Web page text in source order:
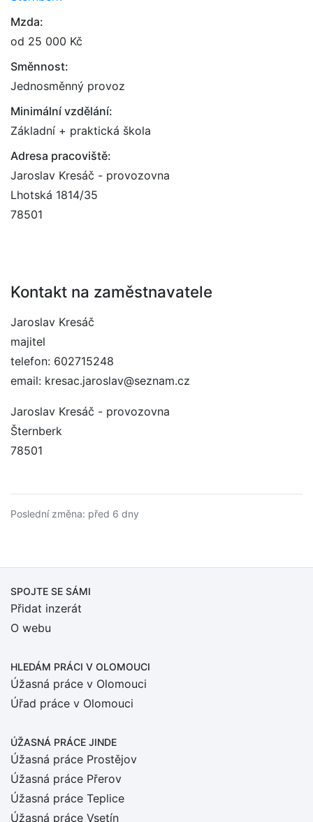
Mzda:
od 25 000 Kč
Směnnost:
Jednosměnný provoz
Minimální vzdělání:
Základní + praktická škola
Adresa pracoviště:
Jaroslav Kresáč - provozovna
Lhotská 1814/35
78501
Kontakt na zaměstnavatele
Jaroslav Kresáč
majitel
telefon: 602715248
email: kresac.jaroslav@seznam.cz
Jaroslav Kresáč - provozovna
Šternberk
78501
Poslední změna: před 6 dny
SPOJTE SE SÁMI
Přidat inzerát
O webu
HLEDÁM PRÁCI V OLOMOUCI
Úžasná práce v Olomouci
Úřad práce v Olomouci
ÚŽASNÁ PRÁCE JINDE
Úžasná práce Prostějov
Úžasná práce Přerov
Úžasná práce Teplice
Úžasná práce Vsetín